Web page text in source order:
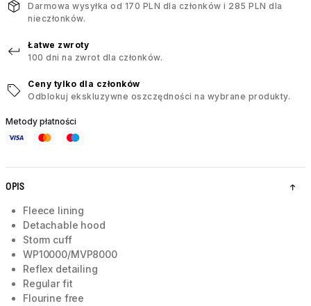
Darmowa wysyłka od 170 PLN dla członków i 285 PLN dla
nieczłonków.
Łatwe zwroty
100 dni na zwrot dla członków.
Ceny tylko dla członków
Odblokuj ekskluzywne oszczędności na wybrane produkty.
Metody płatności
OPIS
Fleece lining
Detachable hood
Storm cuff
WP10000/MVP8000
Reflex detailing
Regular fit
Flourine free